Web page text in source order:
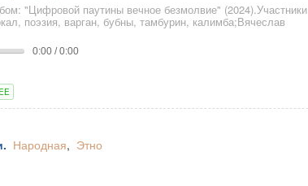
"Цифровой паутины вечное безмолвие" (2024).Участники
поэзия, варган, бубны, тамбурин, калимба;Вячеслав
0:00 / 0:00
Народная, Этно